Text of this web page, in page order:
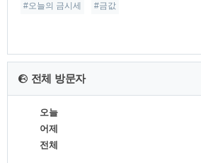
#오늘의 금시세 #금값
전체 방문자
오늘
어제
전체